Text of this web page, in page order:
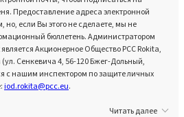
Предоставление адреса электронной
но, если Вы этого не сделаете, мы не
бюллетень. Администратором
Акционерное Общество PCC Rokita,
Сенкевича 4, 56-120 Бжег-Дольный,
с нашим инспектором по защите личных
iod.rokita@pcc.eu.
Читать далее